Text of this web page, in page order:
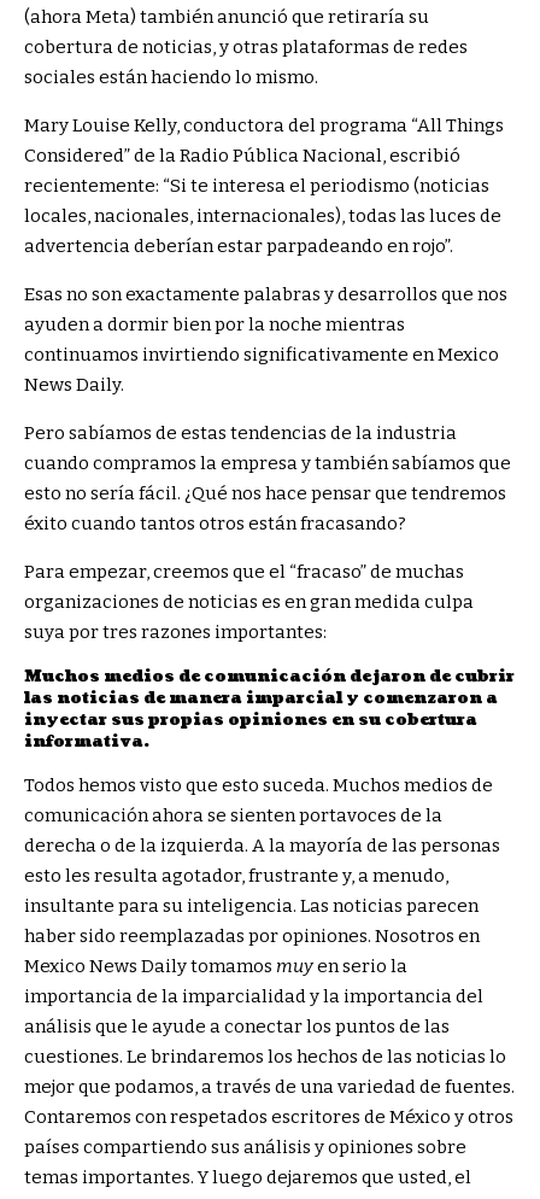
(ahora Meta) también anunció que retiraría su
cobertura de noticias, y otras plataformas de redes
sociales están haciendo lo mismo.
Mary Louise Kelly, conductora del programa “All Things
Considered” de la Radio Pública Nacional, escribió
recientemente: “Si te interesa el periodismo (noticias
locales, nacionales, internacionales), todas las luces de
advertencia deberían estar parpadeando en rojo”.
Esas no son exactamente palabras y desarrollos que nos
ayuden a dormir bien por la noche mientras
continuamos invirtiendo significativamente en Mexico
News Daily.
Pero sabíamos de estas tendencias de la industria
cuando compramos la empresa y también sabíamos que
esto no sería fácil. ¿Qué nos hace pensar que tendremos
éxito cuando tantos otros están fracasando?
Para empezar, creemos que el “fracaso” de muchas
organizaciones de noticias es en gran medida culpa
suya por tres razones importantes:
Muchos medios de comunicación dejaron de cubrir
las noticias de manera imparcial y comenzaron a
inyectar sus propias opiniones en su cobertura
informativa.
Todos hemos visto que esto suceda. Muchos medios de
comunicación ahora se sienten portavoces de la
derecha o de la izquierda. A la mayoría de las personas
esto les resulta agotador, frustrante y, a menudo,
insultante para su inteligencia. Las noticias parecen
haber sido reemplazadas por opiniones. Nosotros en
Mexico News Daily tomamos muyen serio la
importancia de la imparcialidad y la importancia del
análisis que le ayude a conectar los puntos de las
cuestiones. Le brindaremos los hechos de las noticias lo
mejor que podamos, a través de una variedad de fuentes.
Contaremos con respetados escritores de México y otros
países compartiendo sus análisis y opiniones sobre
temas importantes. Y luego dejaremos que usted, el